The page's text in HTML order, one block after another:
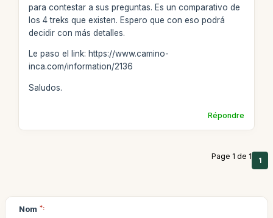
para contestar a sus preguntas. Es un comparativo de
los 4 treks que existen. Espero que con eso podrá
decidir con más detalles.
Le paso el link: https://www.camino-
inca.com/information/2136
Saludos.
Répondre
Page 1 de 1 1
Nom *: